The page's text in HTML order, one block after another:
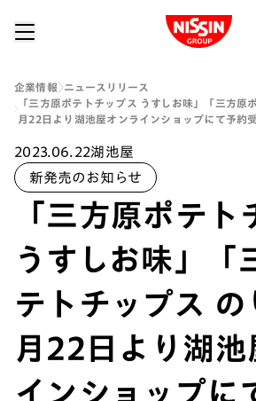
Nissin Group
企業情報
ニュースリリース
「三方原ポテトチップス うすしお味」「三方原
月22日より湖池屋オンラインショップにて予約
2023.06.22湖池屋
新発売のお知らせ
「三方原ポテト
うすしお味」「
テトチップス
月22日より湖池
インショップに